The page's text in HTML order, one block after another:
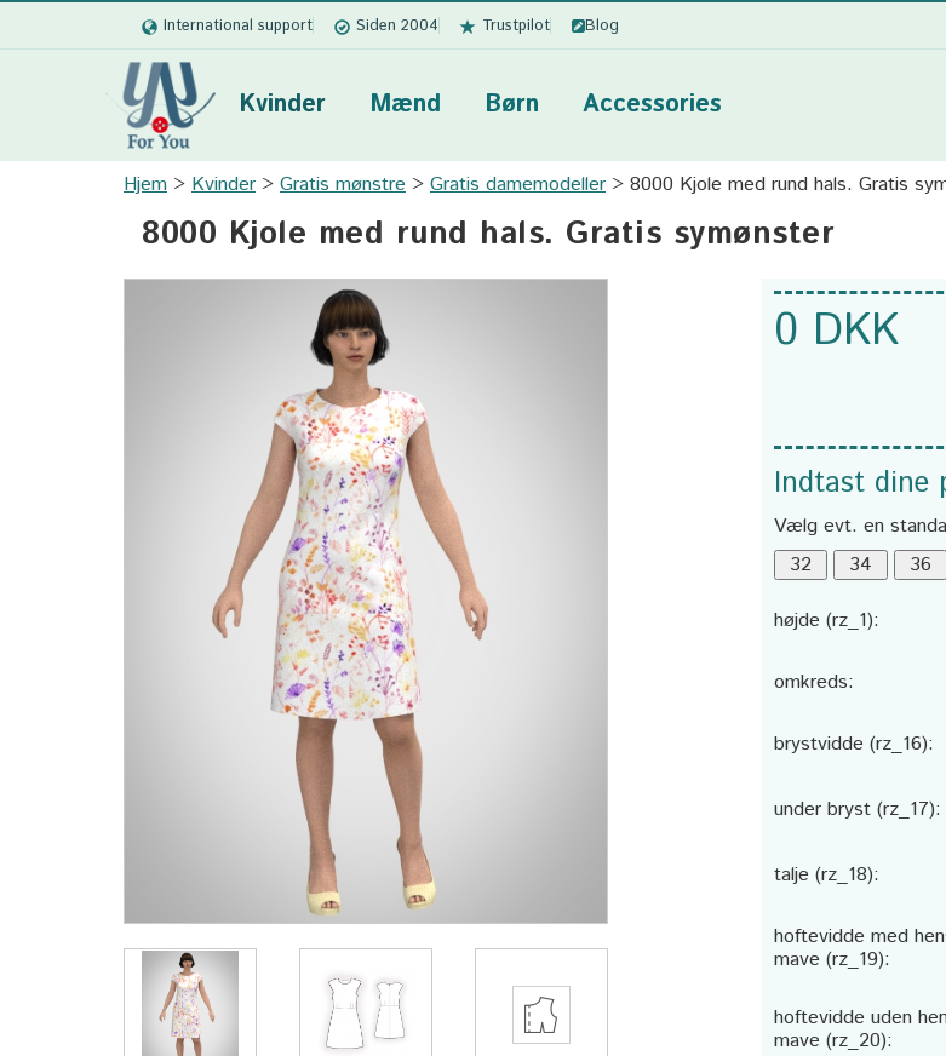
International support Siden 2004 Trustpilot Blog
Kvinder Mænd Børn Accessories
Hjem Kvinder Gratis mønstre Gratis damemodeller 8000 Kjole med rund hals. Gratis
8000 Kjole med rund hals. Gratis symønster
0 DKK
Indtast dine
Vælg evt. en
højde (rz_1):
omkreds:
brystvidde (rz_16):
under bryst (rz_17):
talje (rz_18):
hoftevidde med
mave (rz_19):
hoftevidde uden
mave (rz_20):